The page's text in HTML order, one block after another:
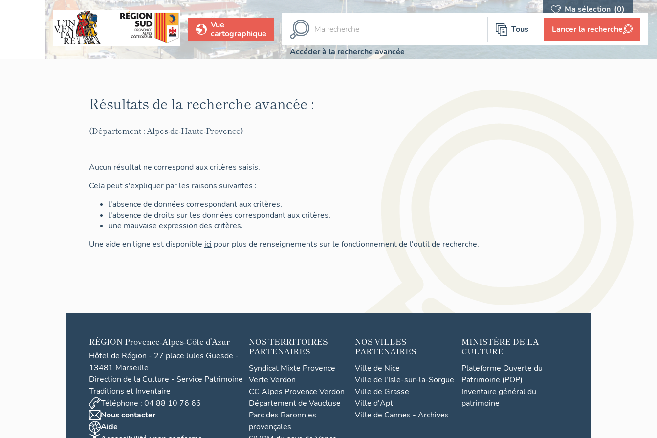
Ma sélection (0)
Vue
cartographique
Tous Lancer la recherche
Accéder à la recherche avancée
Résultats de la recherche avancée :
(Département : Alpes-de-Haute-Provence)
Aucun résultat ne correspond aux critères saisis.
Cela peut s'expliquer par les raisons suivantes :
l'absence de données correspondant aux critères,
l'absence de droits sur les données correspondant aux critères,
une mauvaise expression des critères.
Une aide en ligne est disponible ici pour plus de renseignements sur le fonctionnement de l'outil de recherche.
RÉGION Provence-Alpes-Côte d'Azur
Hôtel de Région - 27 place Jules Guesde -
13481 Marseille
Direction de la Culture - Service Patrimoine
Traditions et Inventaire
Téléphone : 04 88 10 76 66
Nous contacter
Aide
NOS TERRITOIRES
PARTENAIRES
Syndicat Mixte Provence
Verte Verdon
CC Alpes Provence Verdon
Département de Vaucluse
Parc des Baronnies
provençales
NOS VILLES
PARTENAIRES
Ville de Nice
Ville de l'Isle-sur-la-Sorgue
Ville de Grasse
Ville d'Apt
Ville de Cannes - Archives
MINISTÈRE DE LA
CULTURE
Plateforme Ouverte du
Patrimoine (POP)
Inventaire général du
patrimoine